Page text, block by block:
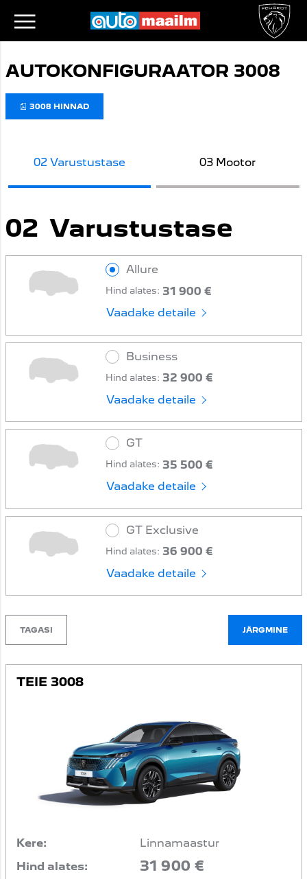
AUTOKONFIGURAATOR 3008
3008 HINNAD
Varustustase Mootor
02 Varustustase
Allure
Hind alates: 31 900 €
Vaadake detaile
Business
Hind alates: 32 900 €
Vaadake detaile
GT
Hind alates: 35 500 €
Vaadake detaile
GT Exclusive
Hind alates: 36 900 €
Vaadake detaile
TAGASI JÄRGMINE
TEIE 3008
Kere:
Linnamaastur
Hind alates:
31 900 €